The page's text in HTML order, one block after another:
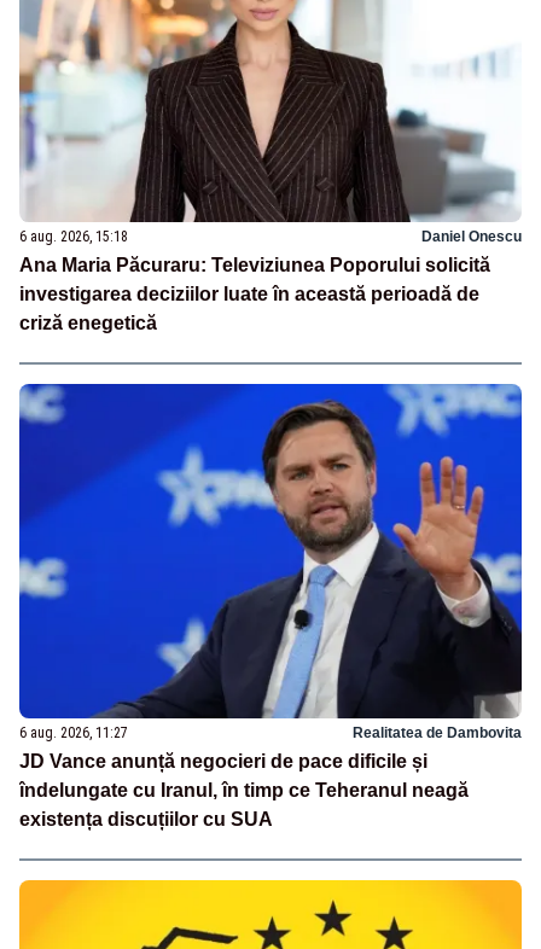
6 aug. 2026, 15:18 Daniel Onescu
Ana Maria Păcuraru: Televiziunea Poporului solicită
investigarea deciziilor luate în această perioadă de
criză enegetică
6 aug. 2026, 11:27 Realitatea de Dambovita
JD Vance anunță negocieri de pace dificile și
îndelungate cu Iranul, în timp ce Teheranul neagă
existența discuțiilor cu SUA